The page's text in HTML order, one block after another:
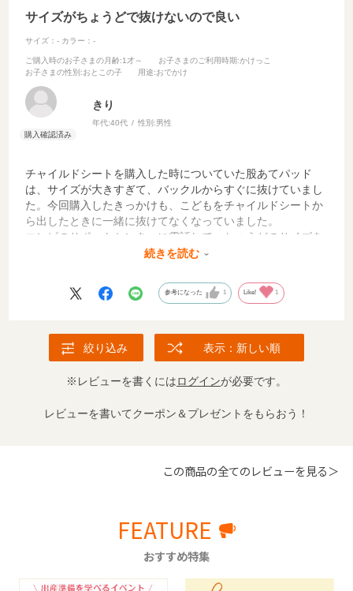
サイズがちょうどで抜けないので良い
サイズ：- カラー：-
ご購入時のお子さまの月齢:1才～ お子さまのご利用時期:かけっこ
お子さまの性別 :おとこの子 用途:おでかけ
きり
年代:40代 性別:男性
チャイルドシートを購入した時についていた股あてパッド
は、サイズが大きすぎて、バックルからすぐに抜けていまし
た。今回購入したきっかけも、こどもをチャイルドシートか
ら出したときに一緒に抜けてなくなっていました。
コンビのサポートセンターに電話して、ちょうどのサイズを
続きを読む
参考になった 1 Like! 1
絞り込み 表示：新しい順
※レビューを書くにはログインが必要です。
レビューを書いてクーポン＆プレゼントをもらおう！
この商品の全てのレビューを見る＞
FEATURE
おすすめ特集